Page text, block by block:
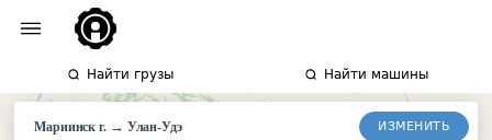
Найти грузы Найти машины
Мариинск г.→ Улан-Удэ ИЗМЕНИТЬ